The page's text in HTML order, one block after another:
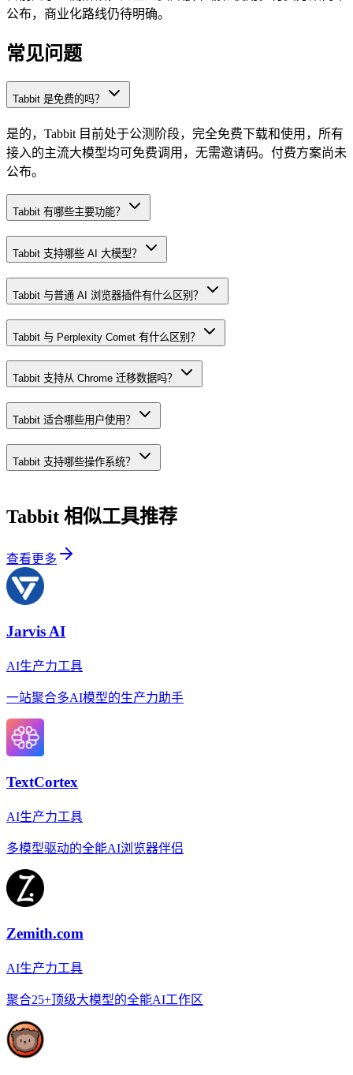
公布，商业化路线仍待明确。
常见问题
Tabbit 是免费的吗？
是的，Tabbit 目前处于公测阶段，完全免费下载和使用，所有
接入的主流大模型均可免费调用，无需邀请码。付费方案尚未
公布。
Tabbit 有哪些主要功能？
Tabbit 支持哪些 AI 大模型？
Tabbit 与普通 AI 浏览器插件有什么区别？
Tabbit 与 Perplexity Comet 有什么区别？
Tabbit 支持从 Chrome 迁移数据吗？
Tabbit 适合哪些用户使用？
Tabbit 支持哪些操作系统？
Tabbit 相似工具推荐
查看更多
Jarvis AI
AI生产力工具
一站聚合多AI模型的生产力助手
TextCortex
AI生产力工具
多模型驱动的全能AI浏览器伴侣
Zemith.com
AI生产力工具
聚合25+顶级大模型的全能AI工作区